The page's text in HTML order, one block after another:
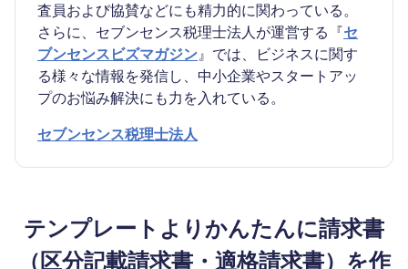
査員および協賛などにも精力的に関わっている。
さらに、セブンセンス税理士法人が運営する『セ
ブンセンスビズマガジン』では、ビジネスに関す
る様々な情報を発信し、中小企業やスタートアッ
プのお悩み解決にも力を入れている。
セブンセンス税理士法人
テンプレートよりかんたんに請求書
（区分記載請求書・適格請求書）を作